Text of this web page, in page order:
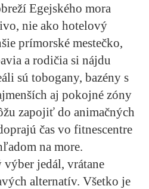
Egejského mora
nie ako hotelový
prímorské mestečko,
a rodičia si nájdu
sú tobogany, bazény s
aj pokojné zóny
zapojiť do animačných
čas vo fitnescentre
na more.
výber jedál, vrátane
alternatív. Všetko je